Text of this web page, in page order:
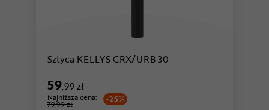
Sztyca KELLYS CRX/URB 30
59,99 zł
-25%
Najniższa cena:
79,99 zł